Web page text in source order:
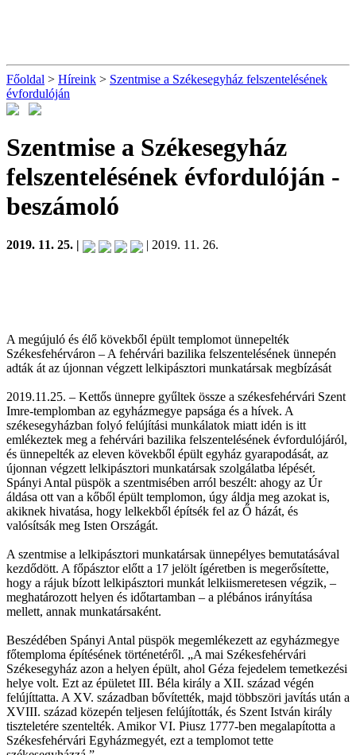
Főoldal > Híreink > Szentmise a Székesegyház felszentelésének
évfordulóján
Szentmise a Székesegyház
felszentelésének évfordulóján -
beszámoló
2019. 11. 25. | | 2019. 11. 26.
A megújuló és élő kövekből épült templomot ünnepelték
Székesfehérváron – A fehérvári bazilika felszentelésének ünnepén
adták át az újonnan végzett lelkipásztori munkatársak megbízását
2019.11.25. – Kettős ünnepre gyűltek össze a székesfehérvári Szent
Imre-templomban az egyházmegye papsága és a hívek. A
székesegyházban folyó felújítási munkálatok miatt idén is itt
emlékeztek meg a fehérvári bazilika felszentelésének évfordulójáról,
és ünnepelték az eleven kövekből épült egyház gyarapodását, az
újonnan végzett lelkipásztori munkatársak szolgálatba lépését.
Spányi Antal püspök a szentmisében arról beszélt: ahogy az Úr
áldása ott van a kőből épült templomon, úgy áldja meg azokat is,
akiknek hivatása, hogy lelkekből építsék fel az Ő házát, és
valósítsák meg Isten Országát.
A szentmise a lelkipásztori munkatársak ünnepélyes bemutatásával
kezdődött. A főpásztor előtt a 17 jelölt ígéretben is megerősítette,
hogy a rájuk bízott lelkipásztori munkát lelkiismeretesen végzik, –
meghatározott helyen és időtartamban – a plébános irányítása
mellett, annak munkatársaként.
Beszédében Spányi Antal püspök megemlékezett az egyházmegye
főtemploma építésének történetéről. „A mai Székesfehérvári
Székesegyház azon a helyen épült, ahol Géza fejedelem temetkezési
helye volt. Ezt az épületet III. Béla király a XII. század végén
felújíttatta. A XV. században bővítették, majd többszöri javítás után a
XVIII. század közepén teljesen felújították, és Szent István király
tiszteletére szentelték. Amikor VI. Piusz 1777-ben megalapította a
Székesfehérvári Egyházmegyét, ezt a templomot tette